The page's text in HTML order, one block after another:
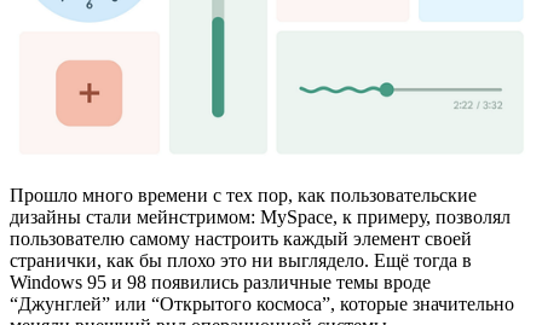
Прошло много времени с тех пор, как пользовательские
дизайны стали мейнстримом: MySpace, к примеру, позволял
пользователю самому настроить каждый элемент своей
странички, как бы плохо это ни выглядело. Ещё тогда в
Windows 95 и 98 появились различные темы вроде
“Джунглей” или “Открытого космоса”, которые значительно